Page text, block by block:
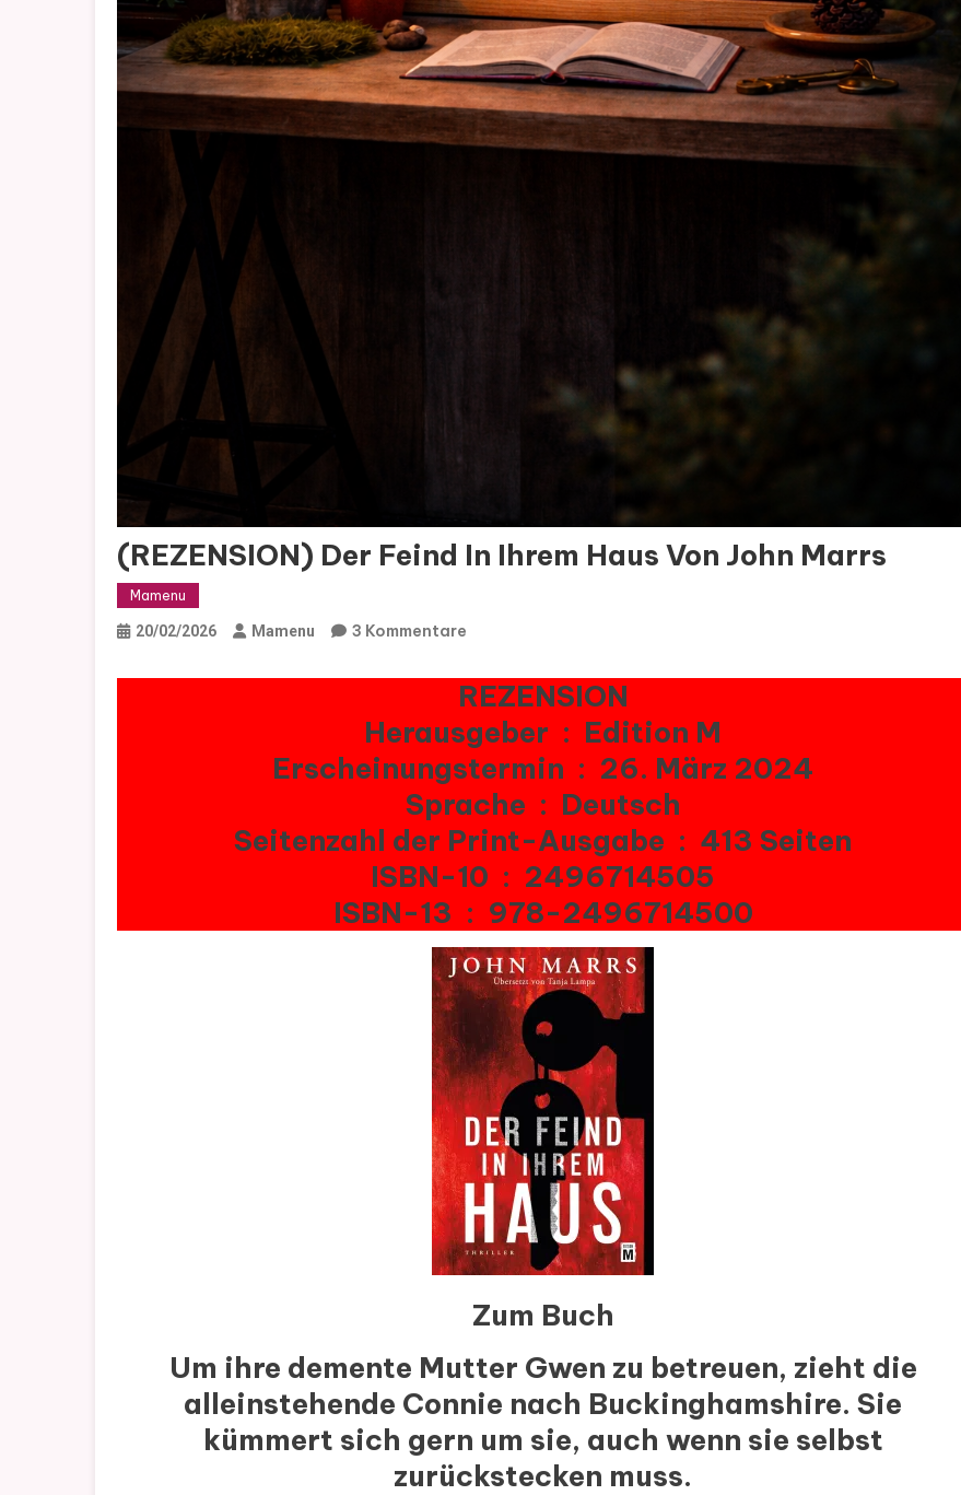
(REZENSION) Der Feind In Ihrem Haus Von John Marrs
Mamenu
20/02/2026 Mamenu 3 Kommentare
Der
Feind
In
Ihrem
Haus
Von
John
Marrs
REZENSION
Herausgeber ‏ : ‎ Edition M
Erscheinungstermin ‏ : ‎ 26. März 2024
Sprache ‏ : ‎ Deutsch
Seitenzahl der Print-Ausgabe ‏ : ‎ 413 Seiten
ISBN-10 ‏ : ‎ 2496714505
ISBN-13 ‏ : ‎ 978-2496714500
Zum Buch
Um ihre demente Mutter Gwen zu betreuen, zieht die
alleinstehende Connie nach Buckinghamshire. Sie
kümmert sich gern um sie, auch wenn sie selbst
zurückstecken muss.